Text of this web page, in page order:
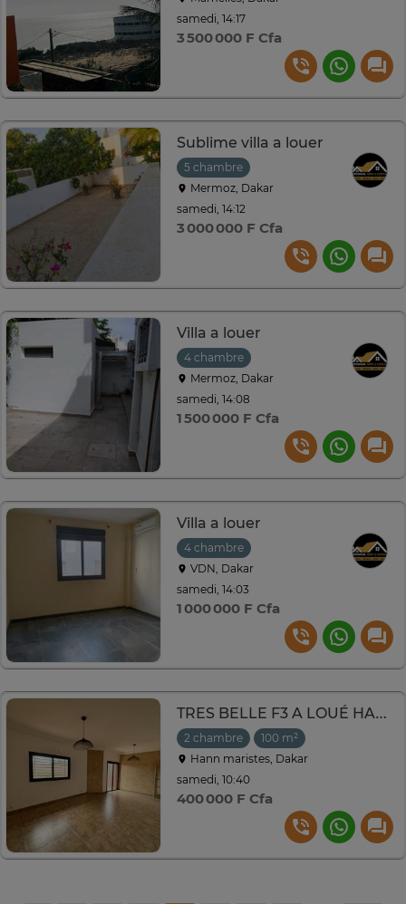
samedi, 14:17
3 500 000 F Cfa
Sublime villa a louer
5 chambre
Mermoz, Dakar
samedi, 14:12
3 000 000 F Cfa
Villa a louer
4 chambre
Mermoz, Dakar
samedi, 14:08
1 500 000 F Cfa
Villa a louer
4 chambre
VDN, Dakar
samedi, 14:03
1 000 000 F Cfa
TRES BELLE F3 A LOUÉ HANN MARISTE
2 chambre
100 m²
Hann maristes, Dakar
samedi, 10:40
400 000 F Cfa